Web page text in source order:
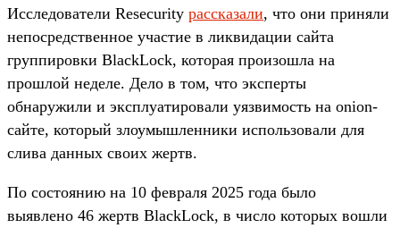
Исследователи Resecurity рассказали, что они приняли
непосредственное участие в ликвидации сайта
группировки BlackLock, которая произошла на
прошлой неделе. Дело в том, что эксперты
обнаружили и эксплуатировали уязвимость на onion-
сайте, который злоумышленники использовали для
слива данных своих жертв.
По состоянию на 10 февраля 2025 года было
выявлено 46 жертв BlackLock, в число которых вошли